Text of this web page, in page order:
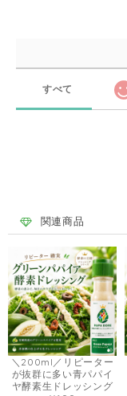
すべて
関連商品
＼200ml／リピーター
が抜群に多い青パパイ
ヤ酵素生ドレッシング